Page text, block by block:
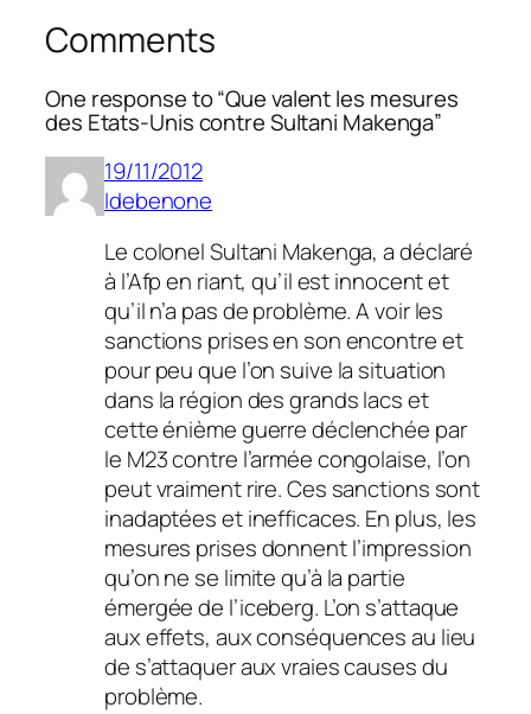
Comments
One response to “Que valent les mesures
des Etats-Unis contre Sultani Makenga”
19/11/2012
Idebenone
Le colonel Sultani Makenga, a déclaré
à l’Afp en riant, qu’il est innocent et
qu’il n’a pas de problème. A voir les
sanctions prises en son encontre et
pour peu que l’on suive la situation
dans la région des grands lacs et
cette énième guerre déclenchée par
le M23 contre l’armée congolaise, l’on
peut vraiment rire. Ces sanctions sont
inadaptées et inefficaces. En plus, les
mesures prises donnent l’impression
qu’on ne se limite qu’à la partie
émergée de l’iceberg. L’on s’attaque
aux effets, aux conséquences au lieu
de s’attaquer aux vraies causes du
problème.